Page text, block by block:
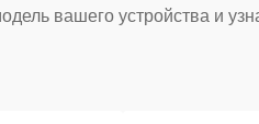
вашего устройства и